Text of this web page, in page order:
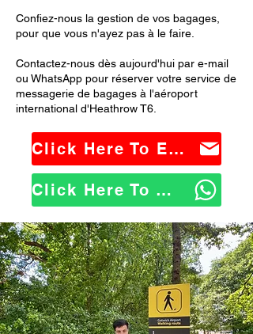
Confiez-nous la gestion de vos bagages,
pour que vous n'ayez pas à le faire.
Contactez-nous dès aujourd'hui par e-mail
ou WhatsApp pour réserver votre service de
messagerie de bagages à l'aéroport
international d'Heathrow T6.
Click Here To Email Us
Click Here To WhatsApp Us